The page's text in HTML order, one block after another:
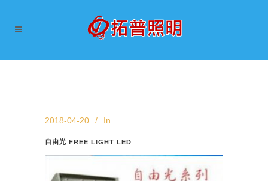
2018-04-20 In
自由光 FREE LIGHT LED